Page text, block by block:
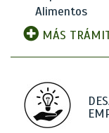
Alimentos
MÁS